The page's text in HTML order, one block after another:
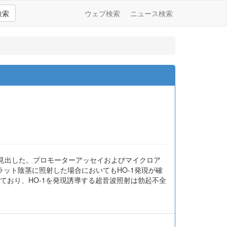
索 ウェブ検索 ニュース検索
した。プロモーターアッセイおよびマイクロア
ト陰茎に照射した場合においてもHO-1発現が確
おり、HO-1を発現誘導する超音波照射は勃起不全